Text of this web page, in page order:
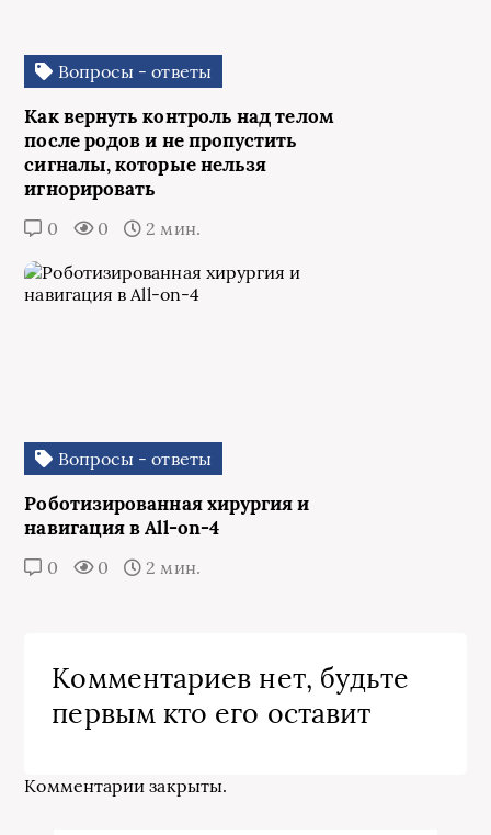
Вопросы - ответы
Как вернуть контроль над телом
после родов и не пропустить
сигналы, которые нельзя
игнорировать
0 0 2 мин.
Вопросы - ответы
Роботизированная хирургия и
навигация в All-on-4
0 0 2 мин.
Комментариев нет, будьте
первым кто его оставит
Комментарии закрыты.